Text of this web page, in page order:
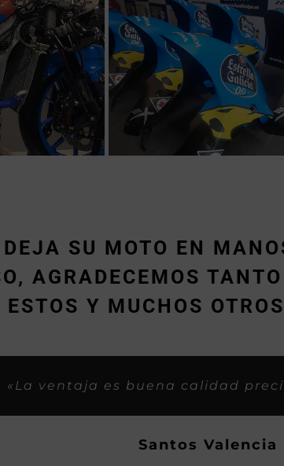
SU MOTO EN
AGRADECEMOS
ESTOS Y MUCHOS
«La ventaja es buena calidad
Santos Valencia
super bien, como si fueramos
profesionales y con
Locomotoros
«Muy rápidos y buen
Hector
«Trabajos espectaculares y
Demetrio P.